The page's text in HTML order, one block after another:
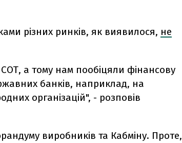
різних ринків, як виявилося, не
а тому нам пообіцяли фінансову
банків, наприклад, на
організацій", - розповів
виробників та Кабміну. Проте,